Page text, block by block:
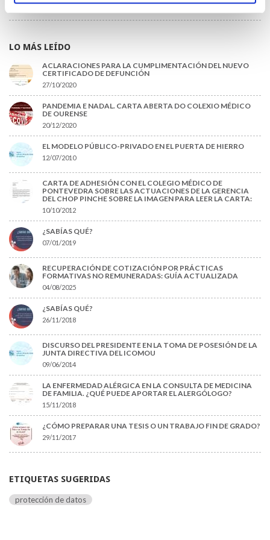
LO MÁS LEÍDO
ACLARACIONES PARA LA CUMPLIMENTACIÓN DEL NUEVO
CERTIFICADO DE DEFUNCIÓN
27/10/2020
PANDEMIA E NADAL. CARTA ABERTA DO COLEXIO MÉDICO
DE OURENSE
20/12/2020
EL MODELO PÚBLICO-PRIVADO EN EL PUERTA DE HIERRO
12/07/2010
CARTA DE ADHESIÓN CON EL COLEGIO MÉDICO DE
PONTEVEDRA SOBRE LAS ACTUACIONES DE LA GERENCIA
DEL CHOP PINCHE SOBRE LA IMAGEN PARA LEER LA CARTA:
10/10/2012
¿SABÍAS QUÉ?
07/01/2019
RECUPERACIÓN DE COTIZACIÓN POR PRÁCTICAS
FORMATIVAS NO REMUNERADAS: GUÍA ACTUALIZADA
04/08/2025
¿SABÍAS QUÉ?
26/11/2018
DISCURSO DEL PRESIDENTE EN LA TOMA DE POSESIÓN DE LA
JUNTA DIRECTIVA DEL ICOMOU
09/06/2014
LA ENFERMEDAD ALÉRGICA EN LA CONSULTA DE MEDICINA
DE FAMILIA. ¿QUÉ PUEDE APORTAR EL ALERGÓLOGO?
15/11/2018
¿CÓMO PREPARAR UNA TESIS O UN TRABAJO FIN DE GRADO?
29/11/2017
ETIQUETAS SUGERIDAS
protección de datos